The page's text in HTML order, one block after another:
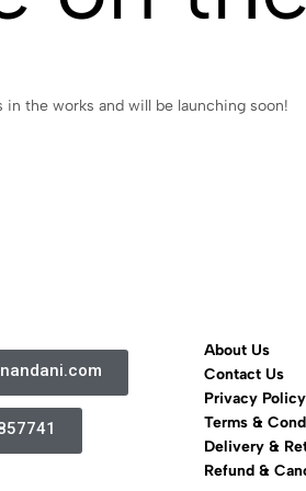
the works and will be launching soon!
About Us
Contact Us
Privacy Policy
Terms &
Delivery &
Refund &